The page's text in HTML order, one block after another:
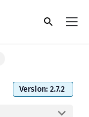
Version: 2.7.2